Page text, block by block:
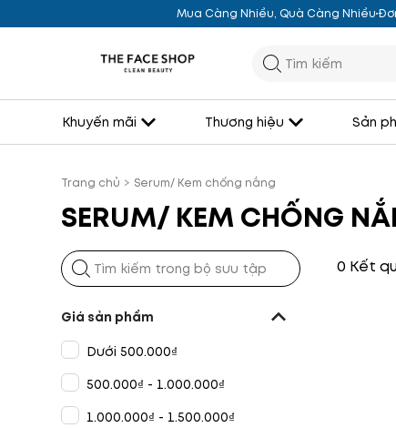
Mua Càng Nhiều, Quà Càng Nhiều
Khuyến mãi Thương hiệu Sản
Trang chủ > Serum/ Kem chống nắng
SERUM/ KEM CHỐNG
Giá sản phẩm
Dưới 500.000₫
500.000₫ - 1.000.000₫
1.000.000₫ - 1.500.000₫
0 Kết